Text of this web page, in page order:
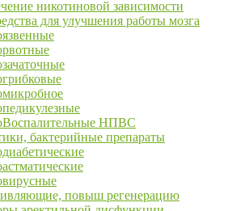
никотиновой зависимости
для улучшения работы мозга
НПВС
бактерийные препараты
повыш регенерацию